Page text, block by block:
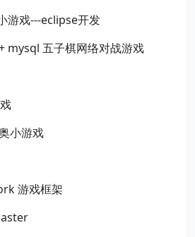
游戏---eclipse开发
mysql 五子棋网络对战游戏
小游戏
游戏框架